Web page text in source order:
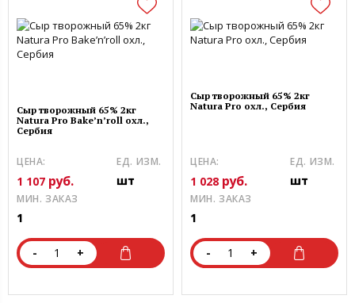
Сыр творожный 65% 2кг
Natura Pro Bake’n’roll охл.,
Сербия
ЦЕНА:
1 107 руб. шт
ЕД. ИЗМ.
1
МИН. ЗАКАЗ
- +
Сыр творожный 65% 2кг
Natura Pro охл., Сербия
ЦЕНА:
1 028 руб. шт
ЕД. ИЗМ.
1
МИН. ЗАКАЗ
- +